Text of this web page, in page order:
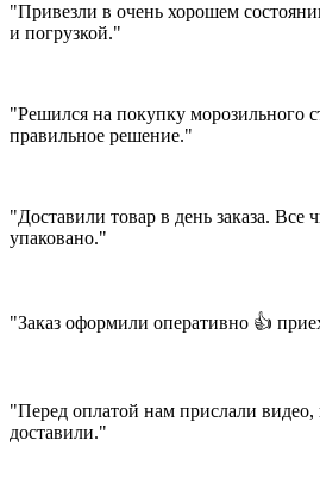
"Привезли в очень хорошем
и погрузкой."
"Решился на покупку морозильного
правильное решение."
"Доставили товар в день заказа. Все
упаковано."
"Заказ оформили оперативно 👍
"Перед оплатой нам прислали видео,
доставили."